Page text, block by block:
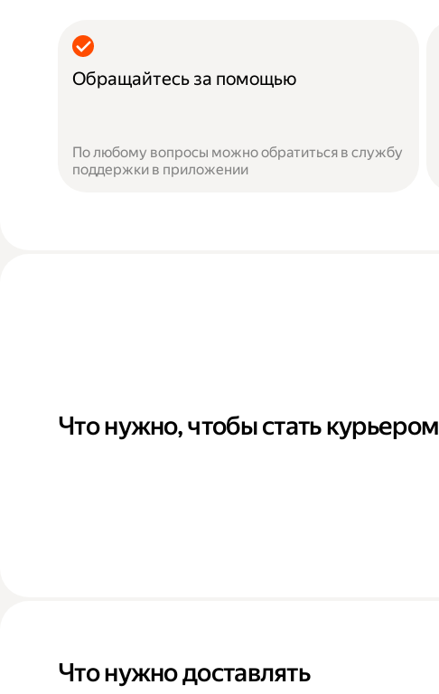
Обращайтесь за помощью
По любому вопросы можно обратиться в службу
поддержки в приложении
Что нужно, чтобы стать курьером
Что нужно доставлять